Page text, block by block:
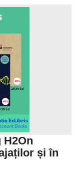
H2On
și în